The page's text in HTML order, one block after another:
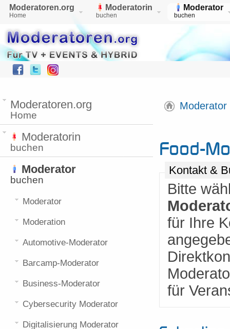
Moderatoren.org
Home
Moderatorin
buchen
Moderator
buchen
Moderator
Food-
Kontakt &
Bitte
für Ihre
für
Moderatoren.org
Home
Moderatorin
buchen
Moderator
buchen
Moderator
Moderation
Automotive-Moderator
Barcamp-Moderator
Business-Moderator
Cybersecurity Moderator
Digitalisierung Moderator